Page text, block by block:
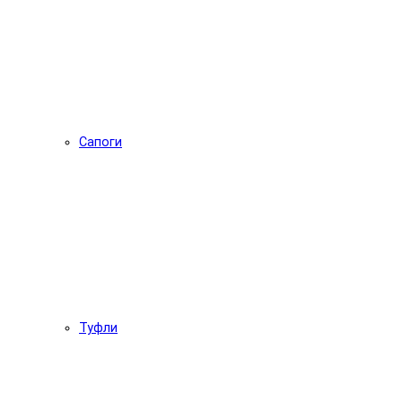
Сапоги
Туфли